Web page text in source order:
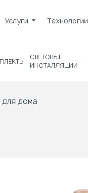
Услуги Технологии
СВЕТОВЫЕ
ИНСТАЛЛЯЦИИ
дома